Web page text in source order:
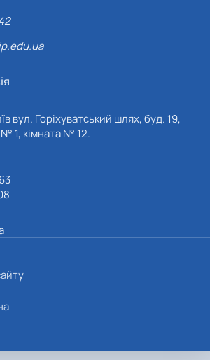
вул. Горіхуватський шлях, буд. 19,
1, кімната № 12.